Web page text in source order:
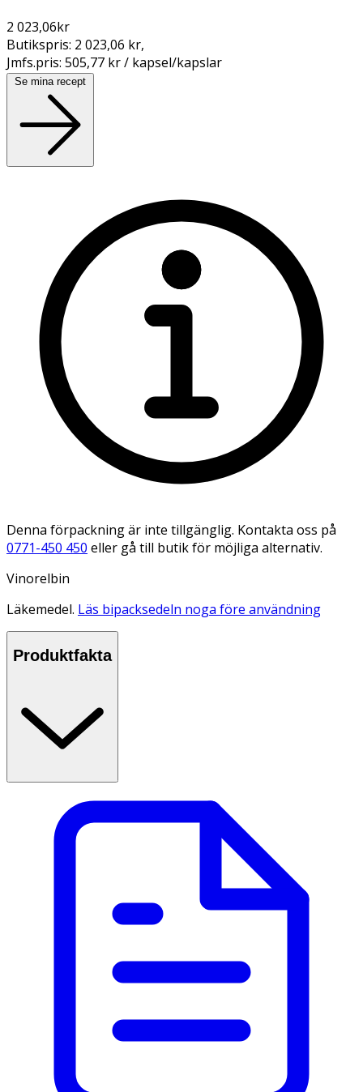
2 023,06kr
Butikspris: 2 023,06 kr,
Jmfs.pris: 505,77 kr / kapsel/kapslar
Se mina recept
Denna förpackning är inte tillgänglig. Kontakta oss på
0771-450 450 eller gå till butik för möjliga alternativ.
Vinorelbin
Läkemedel. Läs bipacksedeln noga före användning
Produktfakta